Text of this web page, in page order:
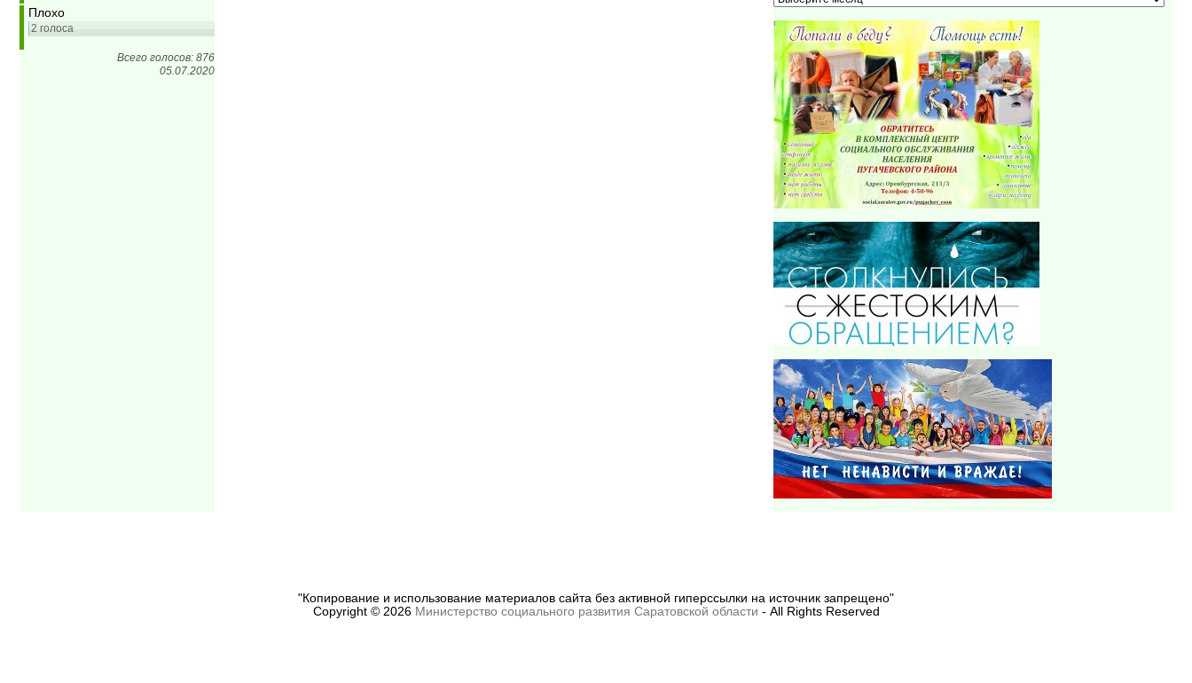
Плохо
2голоса
Всего голосов: 876
05.07.2020
"Копирование и использование материалов сайта без активной гиперссылки на источник запрещено"
Copyright © 2026 Министерство социального развития Саратовской области - All Rights Reserved